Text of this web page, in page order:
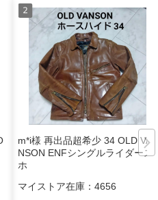
m*i様 再出品超希少 34 OLD VA
NSON ENFシングルライダース
ホ
マイストア在庫： 4656